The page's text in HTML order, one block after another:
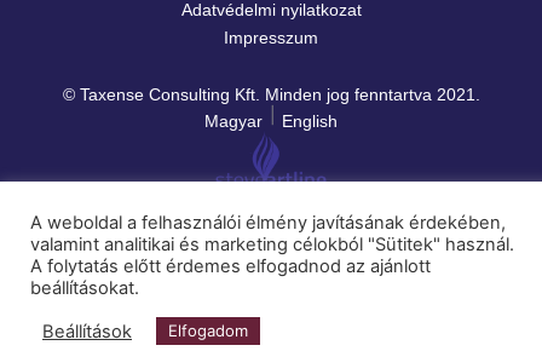
Adatvédelmi nyilatkozat
Impresszum
© Taxense Consulting Kft. Minden jog fenntartva 2021.
Magyar English
A weboldal a felhasználói élmény javításának érdekében,
valamint analitikai és marketing célokból "Sütitek" használ.
A folytatás előtt érdemes elfogadnod az ajánlott
beállításokat.
Beállítások
Elfogadom